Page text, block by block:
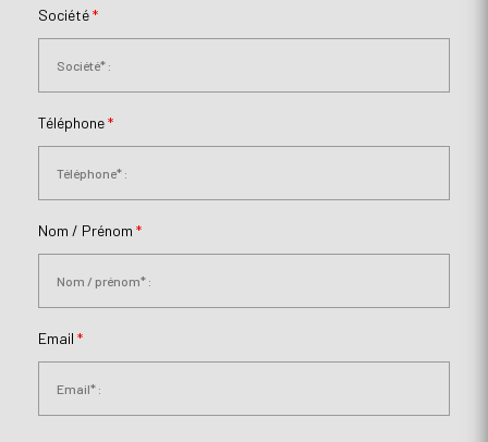
Société*
Téléphone*
Nom / Prénom *
Email *